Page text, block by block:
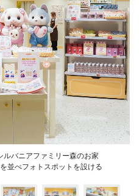
バニアファミリー森のお家
並べフォトスポットを設ける